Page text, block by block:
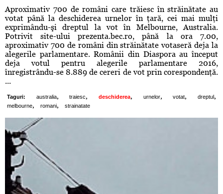
Aproximativ 700 de români care trăiesc în străinătate au
votat până la deschiderea urnelor în ţară, cei mai mulţi
exprimându-şi dreptul la vot în Melbourne, Australia.
Potrivit site-ului prezenta.bec.ro, până la ora 7.00,
aproximativ 700 de români din străinătate votaseră deja la
alegerile parlamentare. Românii din Diaspora au început
deja votul pentru alegerile parlamentare 2016,
înregistrându-se 8.889 de cereri de vot prin corespondenţă.
...
Taguri: australia, traiesc, deschiderea, urnelor, votat, dreptul ,
melbourne, romani, strainatate